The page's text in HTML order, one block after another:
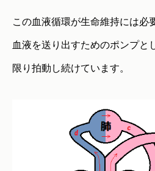
この血液循環が生命維持には必
血液を送り出すためのポンプと
限り拍動し続けています。